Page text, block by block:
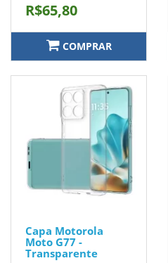
R$65,80
COMPRAR
Capa Motorola
Moto G77 -
Transparente